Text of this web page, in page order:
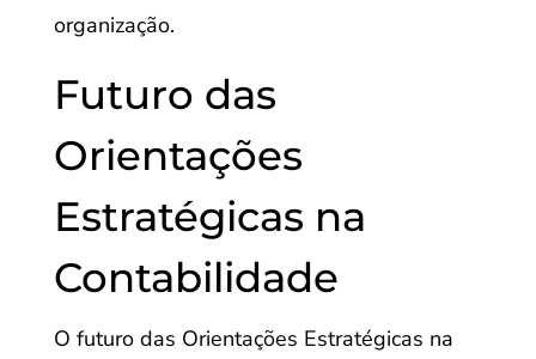
organização.
Futuro das
Orientações
Estratégicas na
Contabilidade
O futuro das Orientações Estratégicas na